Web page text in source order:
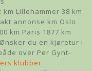
Lillehammer 38 km
annonse km Oslo
km Paris 1877 km
du en kjøretur i
over Per Gynt-
klubber